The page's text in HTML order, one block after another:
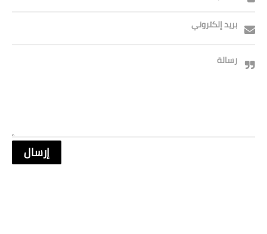
بريد إلكتروني
رسالة